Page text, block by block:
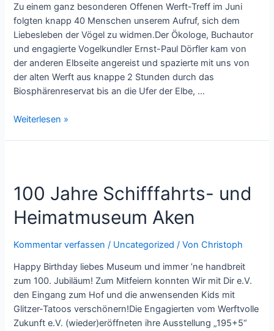
Zu einem ganz besonderen Offenen Werft-Treff im Juni
folgten knapp 40 Menschen unserem Aufruf, sich dem
Liebesleben der Vögel zu widmen.Der Ökologe, Buchautor
und engagierte Vogelkundler Ernst-Paul Dörfler kam von
der anderen Elbseite angereist und spazierte mit uns von
der alten Werft aus knappe 2 Stunden durch das
Biosphärenreservat bis an die Ufer der Elbe, …
Das
Weiterlesen »
100 Jahre Schifffahrts- und
Heimatmuseum Aken
Kommentar verfassen / Uncategorized / VonChristoph
Happy Birthday liebes Museum und immer ’ne handbreit
zum 100. Jubiläum! Zum Mitfeiern konnten Wir mit Dir e.V.
den Eingang zum Hof und die anwensenden Kids mit
Glitzer-Tatoos verschönern!Die Engagierten vom Werftvolle
Zukunft e.V. (wieder)eröffneten ihre Ausstellung „195+5“